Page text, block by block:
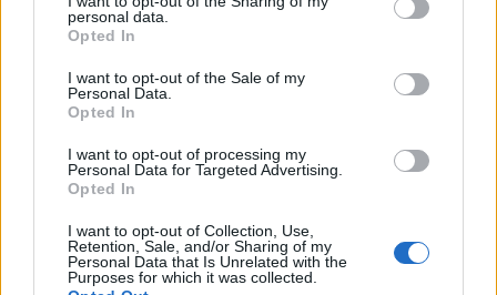
personal data.
Opted In
I want to opt-out of the Sale of my
Personal Data.
Opted In
I want to opt-out of processing my
Personal Data for Targeted Advertising.
Opted In
I want to opt-out of Collection, Use,
Retention, Sale, and/or Sharing of my
Personal Data that Is Unrelated with the
Purposes for which it was collected.